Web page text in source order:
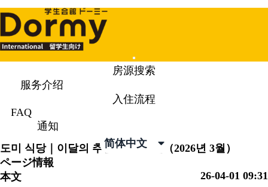
Mobile
Menu
房源搜索
服务介绍
入住流程
FAQ
通知
简体中文
通知
도미 식당｜이달의 추천 메뉴·식단（2026년 3월）
ページ情報
26-04-01 09:31
本文